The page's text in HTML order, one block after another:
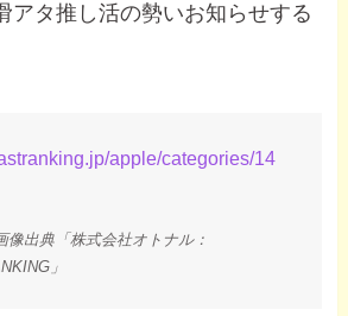
アタ推し活の勢いお知らせする
apple/categories/14
像出典「株式会社オトナル：
」